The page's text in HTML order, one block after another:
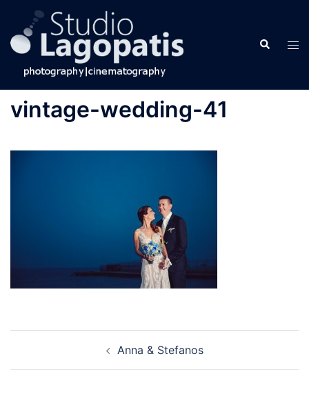
content
Search
vintage-wedding-41
Anna & Stefanos